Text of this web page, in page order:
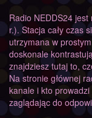
Radio NEDDS24
r.). Stacja cały czas
utrzymana w
doskonale
znajdziesz tutaj to,
Na stronie głównej
kanale i kto
zaglądając do